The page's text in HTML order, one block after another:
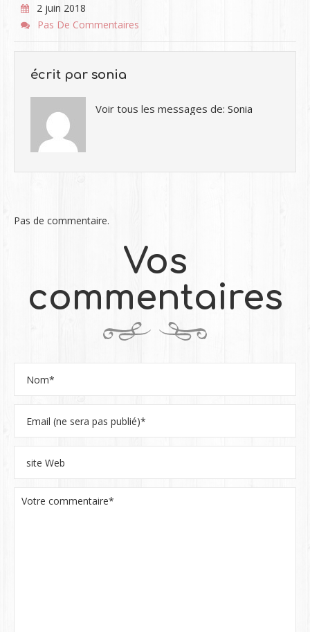
2 juin 2018
Pas De Commentaires
écrit par sonia
Voir tous les messages de: Sonia
Pas de commentaire.
Vos
commentaires